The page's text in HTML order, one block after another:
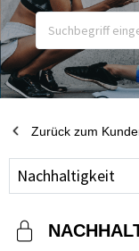
Zurück zum